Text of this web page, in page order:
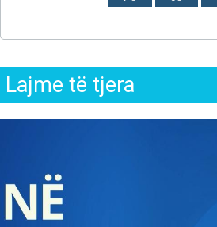
Lajme të tjera